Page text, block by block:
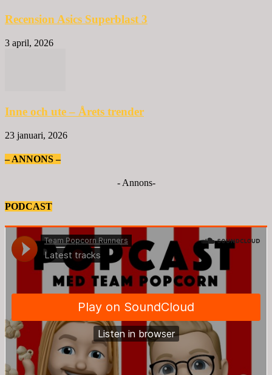
Recension Asics Superblast 3
3 april, 2026
Inne och ute – Årets trender
23 januari, 2026
– ANNONS –
- Annons-
PODCAST